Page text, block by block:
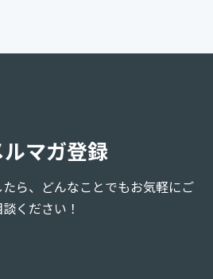
ルマガ登録
ら、どんなことでもお気軽にご
ください！